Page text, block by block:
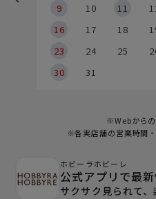
9
10 11
16
17 18
23
24 25
30
31
※Webから
※各実店舗の営業時間
ホビーラホビーレ
公式アプリで最
サクサク見られて